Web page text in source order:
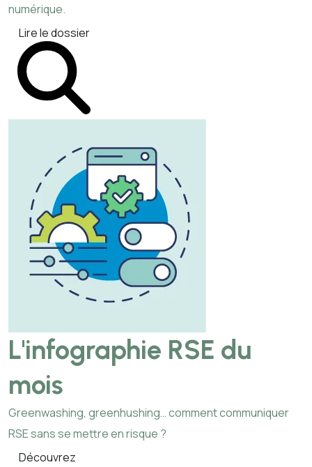
numérique.
Lire le dossier
L'infographie RSE du
mois
Greenwashing, greenhushing… comment communiquer
RSE sans se mettre en risque ?
Découvrez